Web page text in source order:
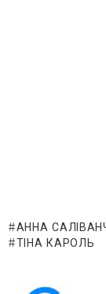
АННА
ТІНА КАРОЛЬ